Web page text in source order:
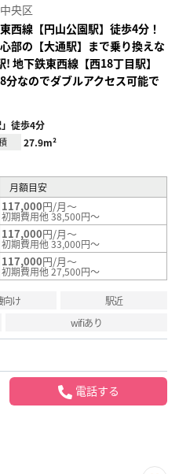
録
央区
西線【円山公園駅】徒歩4分！
部の【大通駅】まで乗り換えな
! 地下鉄東西線【西18丁目駅】
分なのでダブルアクセス可能で
徒歩4分
27.9m²
月額目安
117,000円/月～
初期費用他 38,500円～
117,000円/月～
初期費用他 33,000円～
117,000円/月～
初期費用他 27,500円～
向け
駅近
wifiあり
電話する